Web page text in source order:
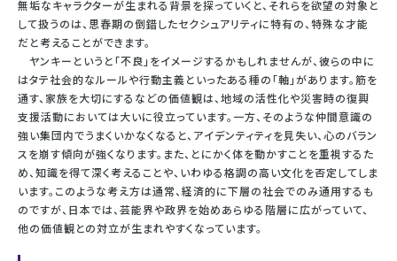
無垢なキャラクターが生まれる背景を探っていくと、それらを欲望の対象と
して扱うのは、思春期の倒錯したセクシュアリティに特有の、特殊な才能
だと考えることができます。
ヤンキーというと「不良」をイメージするかもしれませんが、彼らの中に
はタテ社会的なルールや行動主義といったある種の「軸」があります。筋を
通す、家族を大切にするなどの価値観は、地域の活性化や災害時の復興
支援活動においては大いに役立っています。一方、そのような仲間意識の
強い集団内でうまくいかなくなると、アイデンティティを見失い、心のバラン
スを崩す傾向が強くなります。また、とにかく体を動かすことを重視するた
め、知識を得て深く考えることや、いわゆる格調の高い文化を否定してしま
います。このような考え方は通常、経済的に下層の社会でのみ通用するも
のですが、日本では、芸能界や政界を始めあらゆる階層に広がっていて、
他の価値観との対立が生まれやすくなっています。